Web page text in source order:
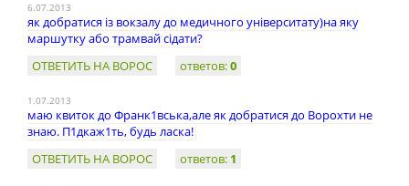
6.07.2013
як добратися із вокзалу до медичного університату)на яку
маршутку або трамвай сідати?
ОТВЕТИТЬ НА ВОРОС
ответов:0
1.07.2013
маю квиток до Франк1вська,але як добратися до Ворохти не
знаю. П1дкаж1ть, будь ласка!
ОТВЕТИТЬ НА ВОРОС
ответов: 1